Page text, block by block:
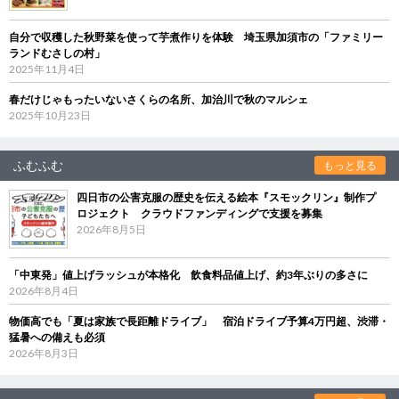
自分で収穫した秋野菜を使って芋煮作りを体験 埼玉県加須市の「ファミリー
ランドむさしの村」
2025年11月4日
春だけじゃもったいないさくらの名所、加治川で秋のマルシェ
2025年10月23日
ふむふむ もっと見る
四日市の公害克服の歴史を伝える絵本『スモックリン』制作プ
ロジェクト クラウドファンディングで支援を募集
2026年8月5日
「中東発」値上げラッシュが本格化 飲食料品値上げ、約3年ぶりの多さに
2026年8月4日
物価高でも「夏は家族で長距離ドライブ」 宿泊ドライブ予算4万円超、渋滞・
猛暑への備えも必須
2026年8月3日